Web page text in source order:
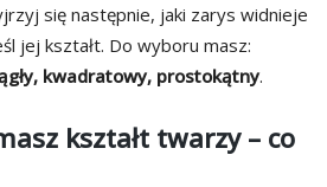
się następnie, jaki zarys widnieje
jej kształt. Do wyboru masz:
kwadratowy, prostokątny.
kształt twarzy – co